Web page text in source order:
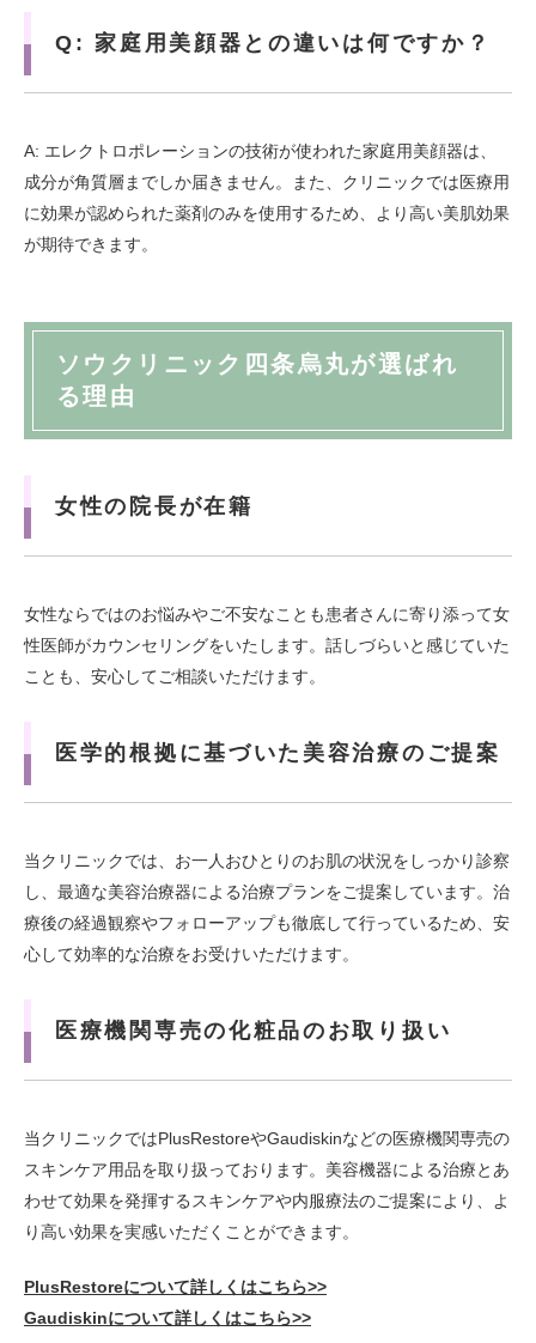
Q: 家庭用美顔器との違いは何ですか？
A: エレクトロポレーションの技術が使われた家庭用美顔器は、
成分が角質層までしか届きません。また、クリニックでは医療用
に効果が認められた薬剤のみを使用するため、より高い美肌効果
が期待できます。
ソウクリニック四条烏丸が選ばれ
る理由
女性の院長が在籍
女性ならではのお悩みやご不安なことも患者さんに寄り添って女
性医師がカウンセリングをいたします。話しづらいと感じていた
ことも、安心してご相談いただけます。
医学的根拠に基づいた美容治療のご提案
当クリニックでは、お一人おひとりのお肌の状況をしっかり診察
し、最適な美容治療器による治療プランをご提案しています。治
療後の経過観察やフォローアップも徹底して行っているため、安
心して効率的な治療をお受けいただけます。
医療機関専売の化粧品のお取り扱い
当クリニックではPlusRestoreやGaudiskinなどの医療機関専売の
スキンケア用品を取り扱っております。美容機器による治療とあ
わせて効果を発揮するスキンケアや内服療法のご提案により、よ
り高い効果を実感いただくことができます。
PlusRestoreについて詳しくはこちら>>
Gaudiskinについて詳しくはこちら>>